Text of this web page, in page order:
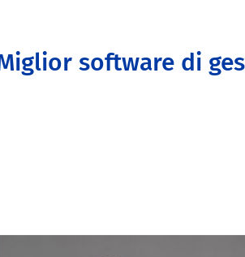
software di